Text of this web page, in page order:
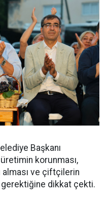
Başkanı
üretimin korunması,
alması ve çiftçilerin
gerektiğine dikkat çekti.